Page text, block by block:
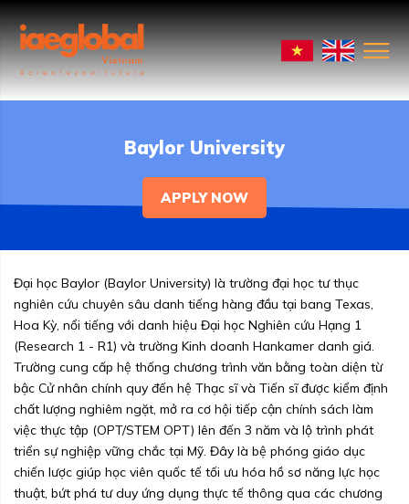
Baylor University
APPLY NOW
Đại học Baylor (Baylor University) là trường đại học tư thục
nghiên cứu chuyên sâu danh tiếng hàng đầu tại bang Texas,
Hoa Kỳ, nổi tiếng với danh hiệu Đại học Nghiên cứu Hạng 1
(Research 1 - R1) và trường Kinh doanh Hankamer danh giá.
Trường cung cấp hệ thống chương trình văn bằng toàn diện từ
bậc Cử nhân chính quy đến hệ Thạc sĩ và Tiến sĩ được kiểm định
chất lượng nghiêm ngặt, mở ra cơ hội tiếp cận chính sách làm
việc thực tập (OPT/STEM OPT) lên đến 3 năm và lộ trình phát
triển sự nghiệp vững chắc tại Mỹ. Đây là bệ phóng giáo dục
chiến lược giúp học viên quốc tế tối ưu hóa hồ sơ năng lực học
thuật, bứt phá tư duy ứng dụng thực tế thông qua các chương